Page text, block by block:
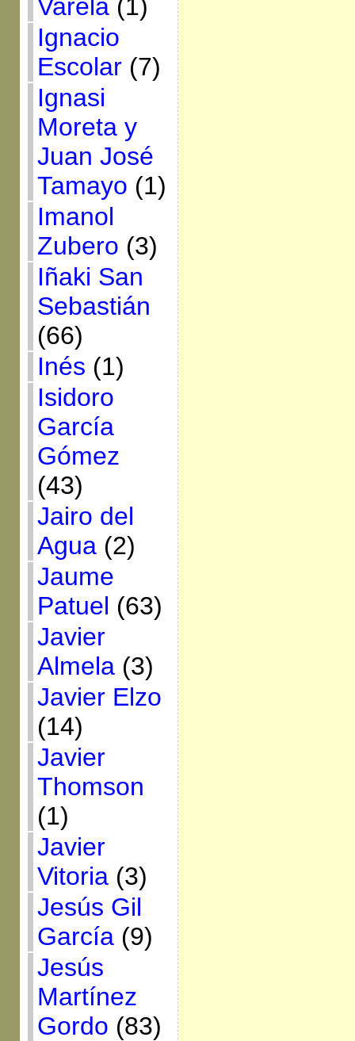
Varela(1)
Ignacio
Escolar(7)
Ignasi
Moreta y
Juan José
Tamayo (1)
Imanol
Zubero (3)
Iñaki San
Sebastián
(66)
Inés (1)
Isidoro
García
Gómez
(43)
Jairo del
Agua(2)
Jaume
Patuel (63)
Javier
Almela(3)
Javier Elzo
(14)
Javier
Thomson
(1)
Javier
Vitoria(3)
Jesús Gil
García(9)
Jesús
Martínez
Gordo (83)